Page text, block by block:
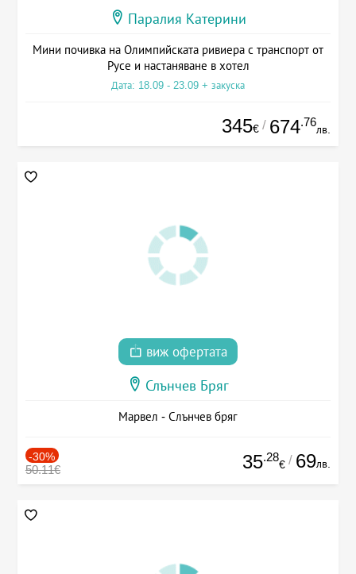
Паралия Катерини
Мини почивка на Олимпийската ривиера с транспорт от
Русе и настаняване в хотел
Дата: 18.09 - 23.09 + закуска
345€ / 674.76
лв.
виж офертата
Слънчев Бряг
Марвел - Слънчев бряг
-30%
50.11€ 35.28
€ / 69лв.